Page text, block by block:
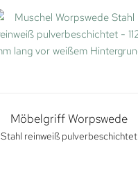
Möbelgriff Worpswede
Stahl reinweiß pulverbeschichtet